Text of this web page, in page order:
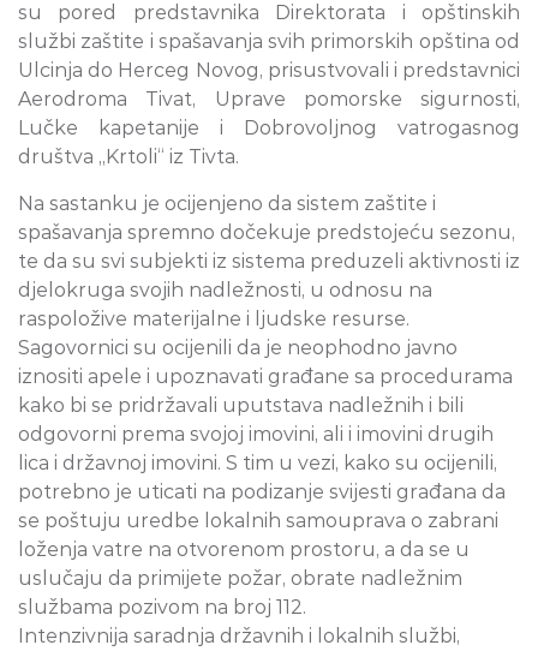
su pored predstavnika Direktorata i opštinskih
službi zaštite i spašavanja svih primorskih opština od
Ulcinja do Herceg Novog, prisustvovali i predstavnici
Aerodroma Tivat, Uprave pomorske sigurnosti,
Lučke kapetanije i Dobrovoljnog vatrogasnog
društva „Krtoli“ iz Tivta.
Na sastanku je ocijenjeno da sistem zaštite i
spašavanja spremno dočekuje predstojeću sezonu,
te da su svi subjekti iz sistema preduzeli aktivnosti iz
djelokruga svojih nadležnosti, u odnosu na
raspoložive materijalne i ljudske resurse.
Sagovornici su ocijenili da je neophodno javno
iznositi apele i upoznavati građane sa procedurama
kako bi se pridržavali uputstava nadležnih i bili
odgovorni prema svojoj imovini, ali i imovini drugih
lica i državnoj imovini. S tim u vezi, kako su ocijenili,
potrebno je uticati na podizanje svijesti građana da
se poštuju uredbe lokalnih samouprava o zabrani
loženja vatre na otvorenom prostoru, a da se u
uslučaju da primijete požar, obrate nadležnim
službama pozivom na broj 112.
Intenzivnija saradnja državnih i lokalnih službi,